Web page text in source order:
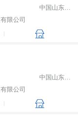
中国山东省潍坊市
限公司
中国山东省潍坊市
限公司